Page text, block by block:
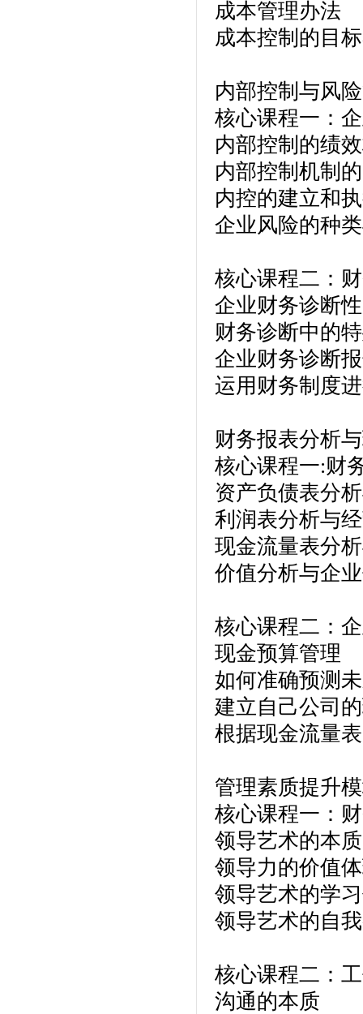
成本管理办法
成本控制的目
内部控制与风
核心课程一：
内部控制的绩
内部控制机制
内控的建立和
企业风险的种
核心课程二：
企业财务诊断
财务诊断中的
企业财务诊断
运用财务制度
财务报表分析
核心课程一:财
资产负债表分
利润表分析与
现金流量表分
价值分析与企
核心课程二：
现金预算管理
如何准确预测
建立自己公司
根据现金流量
管理素质提升
核心课程一：
领导艺术的本质
领导力的价值
领导艺术的学
领导艺术的自
核心课程二：
沟通的本质